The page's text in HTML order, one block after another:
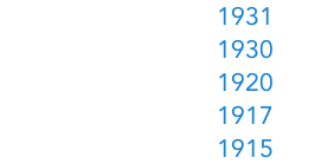
1931
1930
1920
1917
1915